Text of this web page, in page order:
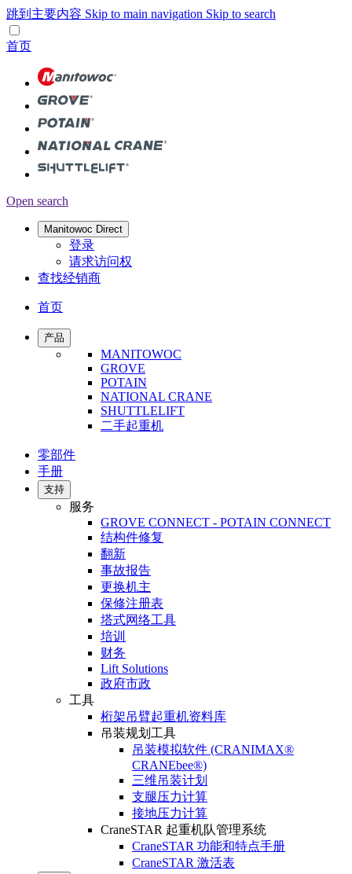
跳到主要内容 Skip to main navigation Skip to search
首页
Open search
Manitowoc Direct
登录
请求访问权
查找经销商
首页
产品
MANITOWOC
GROVE
POTAIN
NATIONAL CRANE
SHUTTLELIFT
二手起重机
零部件
手册
支持
服务
GROVE CONNECT - POTAIN CONNECT
结构件修复
翻新
事故报告
更换机主
保修注册表
塔式网络工具
培训
财务
Lift Solutions
政府市政
工具
桁架吊臂起重机资料库
吊装规划工具
吊装模拟软件 (CRANIMAX®
CRANEbee®)
三维吊装计划
支腿压力计算
接地压力计算
CraneSTAR 起重机队管理系统
CraneSTAR 功能和特点手册
CraneSTAR 激活表